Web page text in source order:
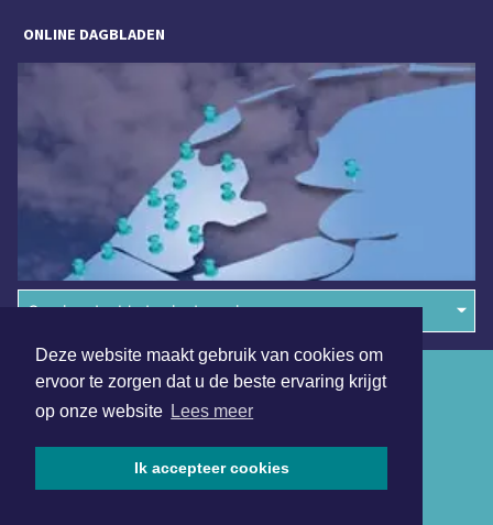
Deze website maakt gebruik van cookies om
ervoor te zorgen dat u de beste ervaring krijgt
op onze website Lees meer
Ik accepteer cookies
ONLINE DAGBLADEN
Overige dagbladen in de regio
Algemene voorwaarden
Disclaimer